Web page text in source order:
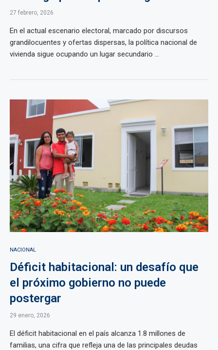
27 febrero, 2026
En el actual escenario electoral, marcado por discursos
grandilocuentes y ofertas dispersas, la política nacional de
vivienda sigue ocupando un lugar secundario ...
NACIONAL
Déficit habitacional: un desafío que
el próximo gobierno no puede
postergar
29 enero, 2026
El déficit habitacional en el país alcanza 1.8 millones de
familias, una cifra que refleja una de las principales deudas